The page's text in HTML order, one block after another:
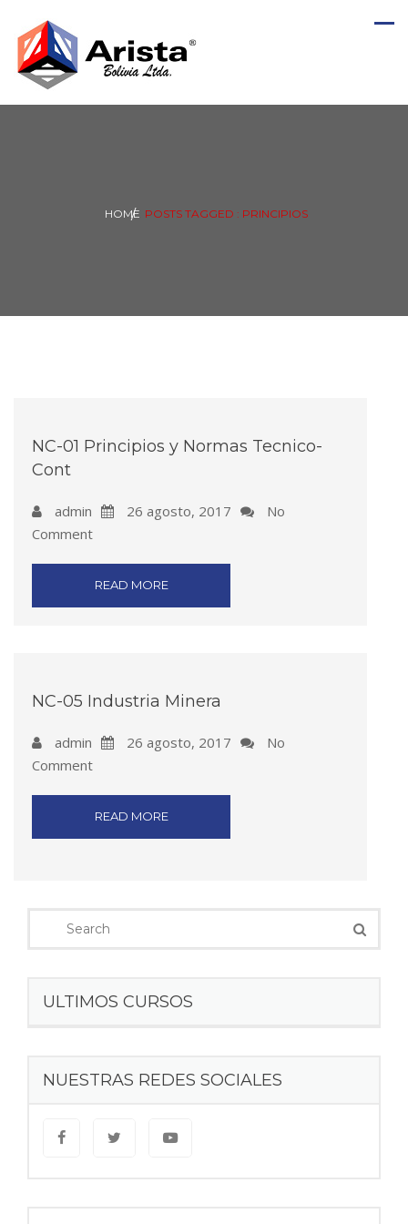
HOME POSTS TAGGED : PRINCIPIOS
NC-01 Principios y Normas Tecnico-
Cont
admin 26 agosto, 2017
No
Comment
READ MORE
NC-05 Industria Minera
admin 26 agosto, 2017
No
Comment
READ MORE
ULTIMOS CURSOS
NUESTRAS REDES SOCIALES